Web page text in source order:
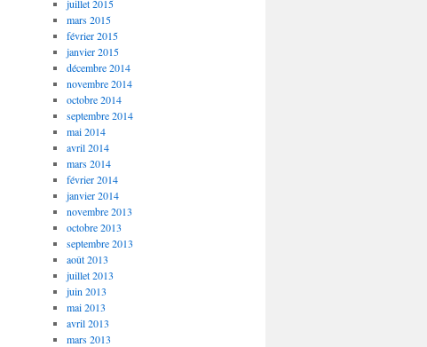
juillet 2015
mars 2015
février 2015
janvier 2015
décembre 2014
novembre 2014
octobre 2014
septembre 2014
mai 2014
avril 2014
mars 2014
février 2014
janvier 2014
novembre 2013
octobre 2013
septembre 2013
août 2013
juillet 2013
juin 2013
mai 2013
avril 2013
mars 2013